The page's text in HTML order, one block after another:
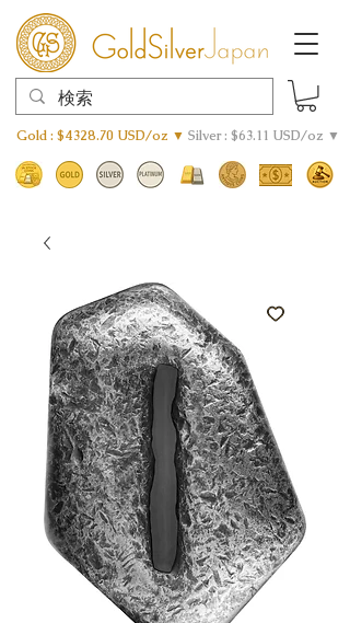
Gold : $4328.70 USD/oz ▼ Silver : $63.11 USD/oz ▼